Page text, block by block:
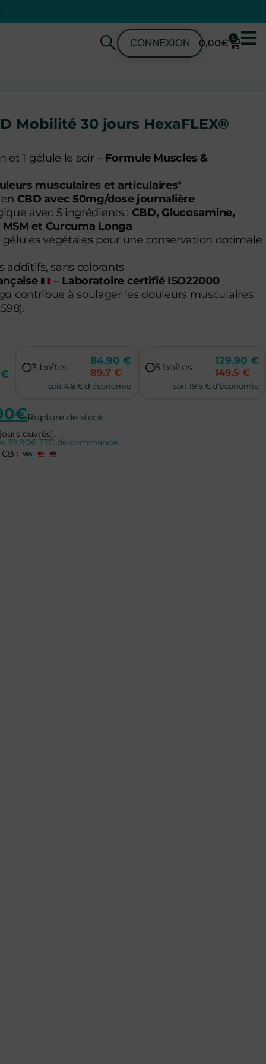
CONNEXION 0,00€ 0
Mobilité 30 jours HexaFLEX®
et 1 gélule le soir – Formule Muscles &
musculaires et articulaires*
CBD avec 50mg/dose journalière
avec 5 ingrédients : CBD, Glucosamine,
et Curcuma Longa
gélules végétales pour une conservation optimale
additifs, sans colorants
– Laboratoire certifié ISO22000
contribue à soulager les douleurs musculaires
3 boîtes
84.90 €
89.7 €
soit 4.8 € d'économie
5 boîtes
129.90 €
149.5 €
soit 19.6 € d'économie
€Rupture de stock
ouvrés).
39,90€ TTC de commande.
: